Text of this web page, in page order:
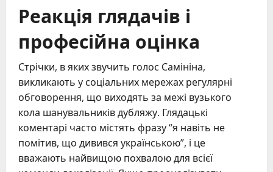
Реакція глядачів і
професійна оцінка
Стрічки, в яких звучить голос Самініна,
викликають у соціальних мережах регулярні
обговорення, що виходять за межі вузького
кола шанувальників дубляжу. Глядацькі
коментарі часто містять фразу “я навіть не
помітив, що дивився українською”, і це
вважають найвищою похвалою для всієї